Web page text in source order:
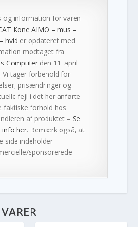
og information for varen
Kone AIMO – mus –
hvid er opdateret med
modtaget fra
Computer den 11. april
Vi tager forbehold for
prisændringer og
fejl i det her anførte
faktiske forhold hos
af produktet –Se
info her. Bemærk også, at
side indeholder
sponsorerede